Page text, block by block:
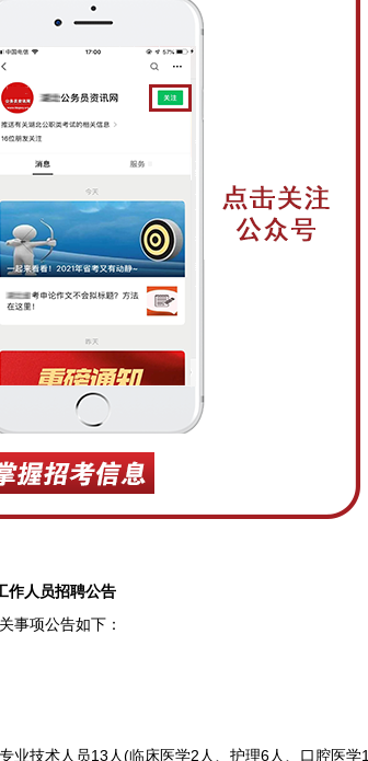
作人员招聘公告
项公告如下：
技术人员13人(临床医学2人、护理6人、口腔医学1